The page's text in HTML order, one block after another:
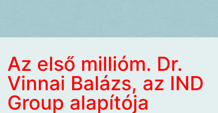
Az első millióm. Dr.
Vinnai Balázs, az IND
Group alapítója